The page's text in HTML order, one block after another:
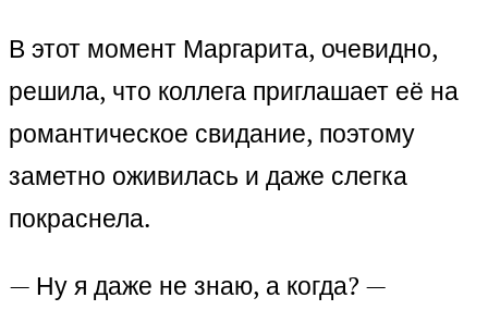
В этот момент Маргарита, очевидно,
решила, что коллега приглашает её на
романтическое свидание, поэтому
заметно оживилась и даже слегка
покраснела.
— Ну я даже не знаю, а когда? —